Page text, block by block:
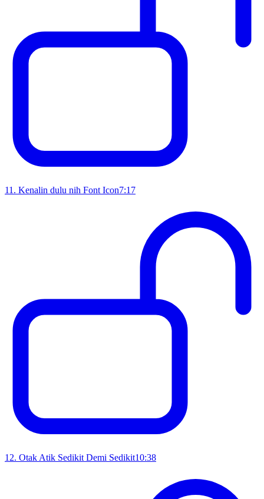
11 . Kenalin dulu nih Font Icon7:17
12. Otak Atik Sedikit Demi Sedikit10:38